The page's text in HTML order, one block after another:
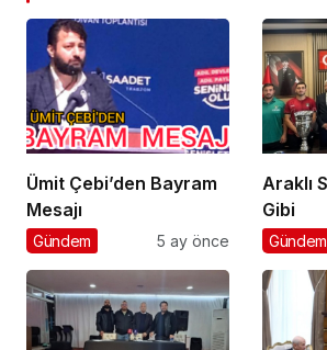
Ümit Çebi’den Bayram
Mesajı
Gündem 5 ay önce
Araklı Spor’da Fabrika
Gibi
Gündem